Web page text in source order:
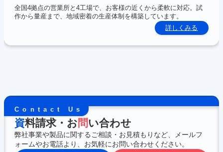
全国4拠点の営業所と4工場で、お客様の近くから柔軟に対応。試
作から量産まで、地域密着の生産体制を構築しています。
詳しくみる
事
Contact Us
資料請求・お問い合わせ
弊社事業や製品に関するご相談・お見積もりなど、メールフ
ォームやお電話より、お気軽にお問い合わせください。